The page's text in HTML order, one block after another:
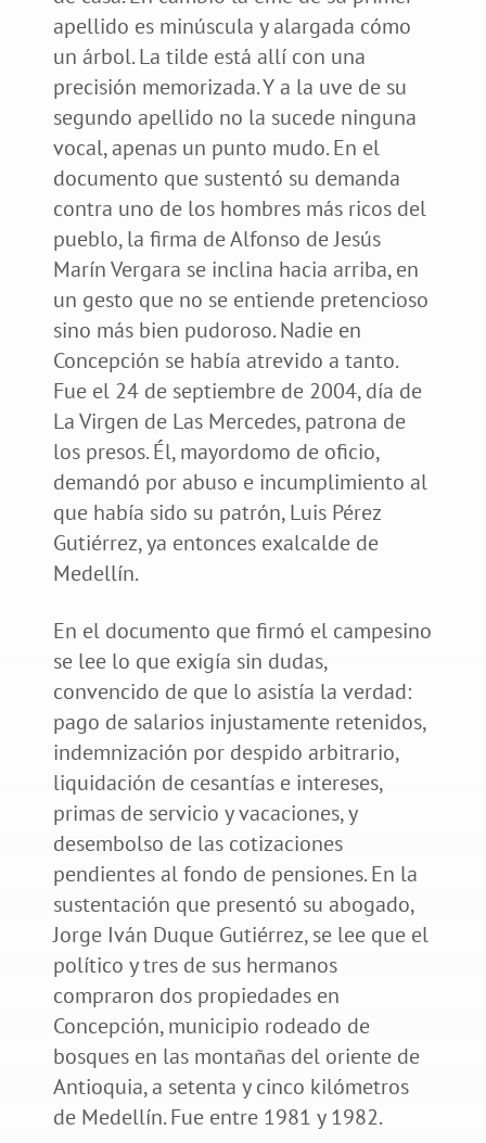
apellido es minúscula y alargada cómo
un árbol. La tilde está allí con una
precisión memorizada. Y a la uve de su
segundo apellido no la sucede ninguna
vocal, apenas un punto mudo. En el
documento que sustentó su demanda
contra uno de los hombres más ricos del
pueblo, la firma de Alfonso de Jesús
Marín Vergara se inclina hacia arriba, en
un gesto que no se entiende pretencioso
sino más bien pudoroso. Nadie en
Concepción se había atrevido a tanto.
Fue el 24 de septiembre de 2004, día de
La Virgen de Las Mercedes, patrona de
los presos. Él, mayordomo de oficio,
demandó por abuso e incumplimiento al
que había sido su patrón, Luis Pérez
Gutiérrez, ya entonces exalcalde de
Medellín.
En el documento que firmó el campesino
se lee lo que exigía sin dudas,
convencido de que lo asistía la verdad:
pago de salarios injustamente retenidos,
indemnización por despido arbitrario,
liquidación de cesantías e intereses,
primas de servicio y vacaciones, y
desembolso de las cotizaciones
pendientes al fondo de pensiones. En la
sustentación que presentó su abogado,
Jorge Iván Duque Gutiérrez, se lee que el
político y tres de sus hermanos
compraron dos propiedades en
Concepción, municipio rodeado de
bosques en las montañas del oriente de
Antioquia, a setenta y cinco kilómetros
de Medellín. Fue entre 1981 y 1982.